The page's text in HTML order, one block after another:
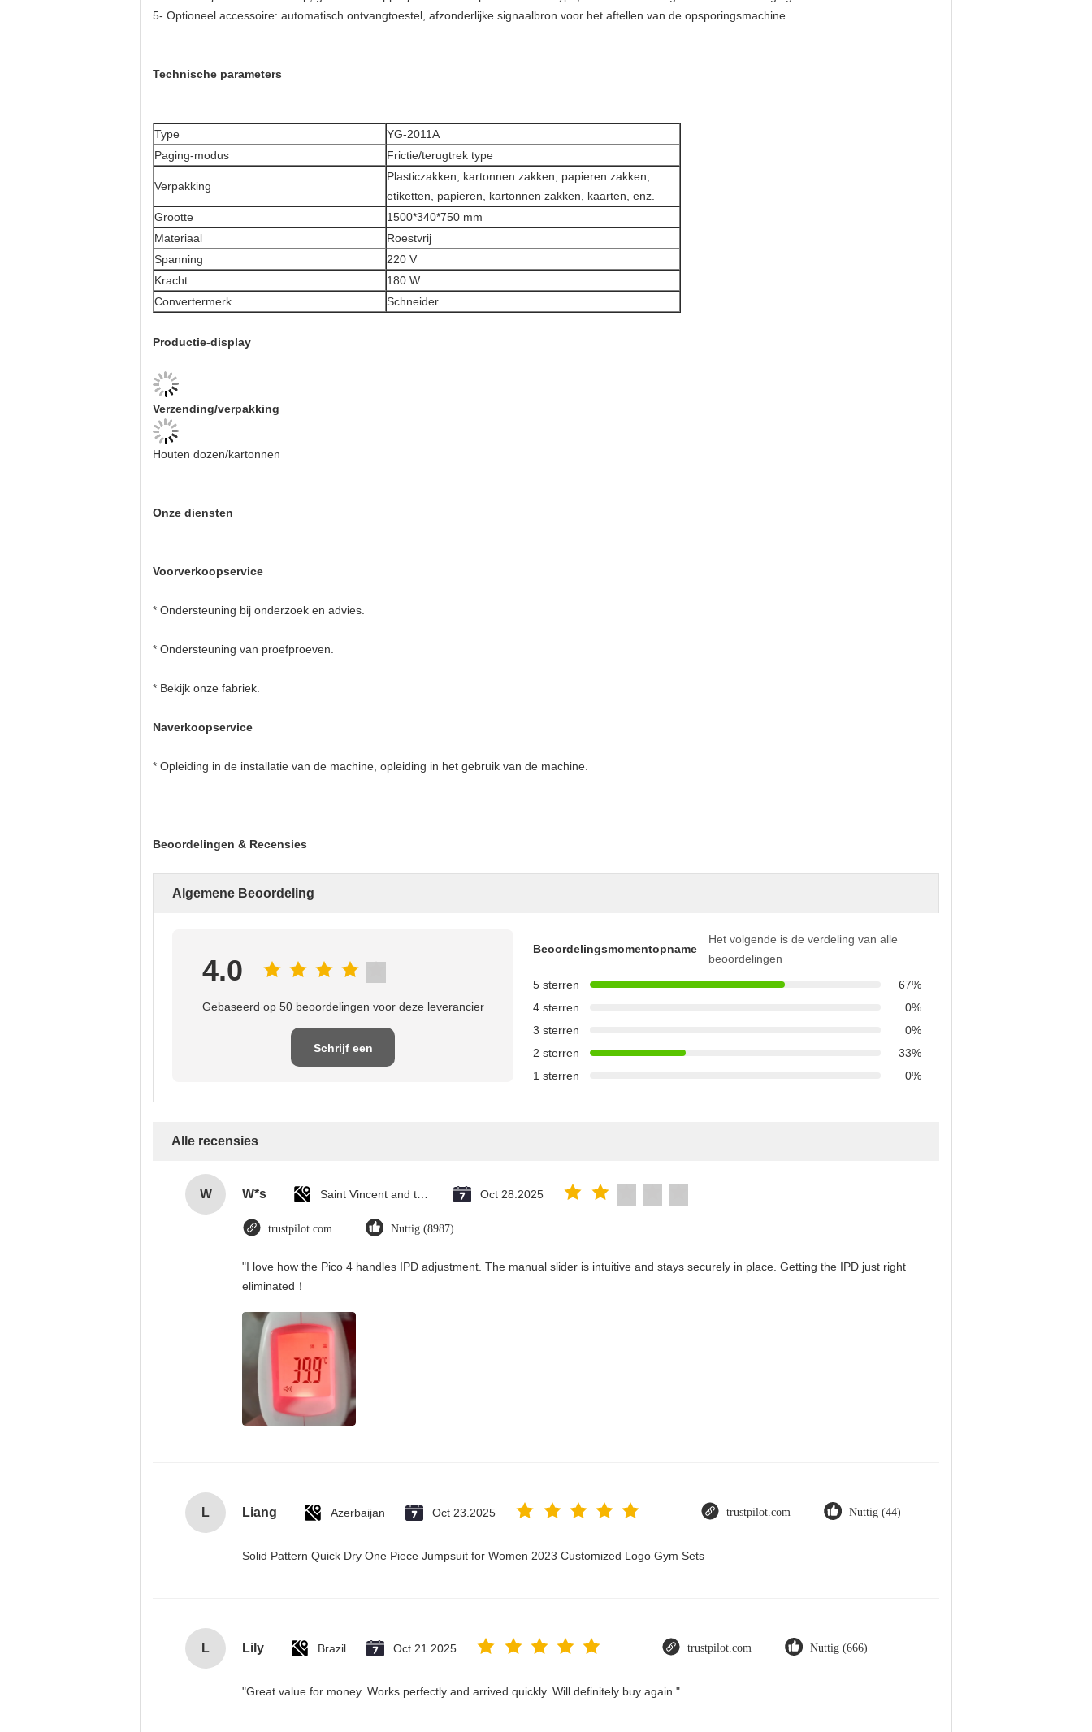
5- Optioneel accessoire: automatisch ontvangtoestel, afzonderlijke signaalbron voor het aftellen van de opsporingsmachine.
Technische parameters
Type
YG-2011A
Paging-modus
Frictie/terugtrek type
Verpakking
Plasticzakken, kartonnen zakken, papieren zakken,
etiketten, papieren, kartonnen zakken, kaarten, enz.
Grootte
1500*340*750 mm
Materiaal
Roestvrij
Spanning
220 V
Kracht
180 W
Convertermerk
Schneider
Productie-display
Verzending/verpakking
Houten dozen/kartonnen
Onze diensten
Voorverkoopservice
* Ondersteuning bij onderzoek en advies.
* Ondersteuning van proefproeven.
* Bekijk onze fabriek.
Naverkoopservice
* Opleiding in de installatie van de machine, opleiding in het gebruik van de machine.
Beoordelingen & Recensies
Algemene Beoordeling
4.0
Gebaseerd op 50 beoordelingen voor deze leverancier
Schrijf een
Beoordelingsmomentopname
Het volgende is de verdeling van alle
beoordelingen
5 sterren
67%
4 sterren
0%
3 sterren
0%
2 sterren
33%
1 sterren
0%
Alle recensies
W W*s Oct 28.2025
trustpilot.com Nuttig (8987)
"I love how the Pico 4 handles IPD adjustment. The manual slider is intuitive and stays securely in place. Getting the IPD just right
eliminated！
L Liang Azerbaijan Oct 23.2025 trustpilot.com Nuttig (44)
Solid Pattern Quick Dry One Piece Jumpsuit for Women 2023 Customized Logo Gym Sets
L Lily Brazil Oct 21.2025 trustpilot.com Nuttig (666)
"Great value for money. Works perfectly and arrived quickly. Will definitely buy again."